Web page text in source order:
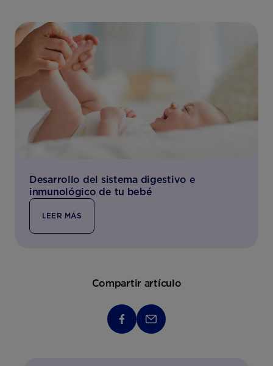
Desarrollo del sistema digestivo e
inmunológico de tu bebé
LEER MÁS
Compartir artículo